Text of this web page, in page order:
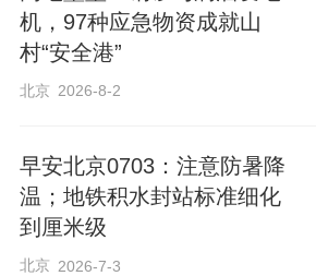
机，97种应急物资成就山
村“安全港”
北京 2026-8-2
早安北京0703：注意防暑降
温；​地铁积水封站标准细化
到厘米级
北京 2026-7-3